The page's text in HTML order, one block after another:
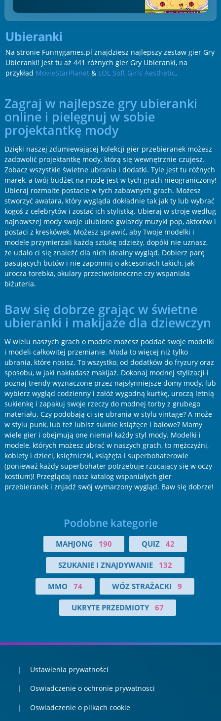
Ubieranki
Na stronie Funnygames.pl znajdziesz najlepszy zestaw gier Gry
Ubieranki! Jest tu aż 441 różnych gier Gry Ubieranki, na
przykład MovieStarPlanet& LOL Soft Girls Aesthetic.
Zagraj w najlepsze gry ubieranki
online i pielęgnuj w sobie
projektantkę mody
Dzięki naszej zdumiewającej kolekcji gier przebieranek możesz
zadowolić projektantkę mody, którą się wewnętrznie czujesz.
Zobacz wszystkie świetne ubrania i dodatki. Tyle jest tu różnych
marek, a twój budżet na modę jest w tych grach nieograniczony!
Ubieraj rozmaite postacie w tych zabawnych grach. Możesz
stworzyć awatara, który wygląda dokładnie tak jak ty lub wybrać
kogoś z celebrytów i zostać ich stylistką. Ubieraj w stroje według
najnowszej mody swoje ulubione gwiazdy muzyki pop, aktorów i
postaci z kreskówek. Możesz sprawić, aby Twoje modelki i
modele przymierzali każdą sztukę odzieży, dopóki nie uznasz,
że udało ci się znaleźć dla nich idealny wygląd. Dobierz parę
pasujących butów i nie zapomnij o akcesoriach takich, jak
urocza torebka, okulary przeciwsłoneczne czy wspaniała
biżuteria.
Baw się dobrze grając w świetne
ubieranki i makijaże dla dziewczyn
W wielu naszych grach o modzie możesz poddać swoje modelki
i modeli całkowitej przemianie. Moda to więcej niż tylko
ubrania, które nosisz. To wszystko, od dodatków do fryzury oraz
sposobu, w jaki nakładasz makijaż. Dokonaj modnej stylizacji i
poznaj trendy wyznaczone przez najsłynniejsze domy mody, lub
wybierz wygląd codzienny i załóż wygodną kurtkę, uroczą letnią
sukienkę i zapakuj swoje rzeczy do modnej torby z grubego
materiału. Czy podobają ci się ubrania w stylu vintage? A może
w stylu punk, lub też lubisz suknie książęce i balowe? Mamy
wiele gier i obejmują one niemal każdy styl mody. Modelki i
modele, których możesz ubrać w naszych grach, to mężczyźni,
kobiety i dzieci, księżniczki, książęta i superbohaterowie
(ponieważ każdy superbohater potrzebuje rzucający się w oczy
kostium)! Przeglądaj nasz katalog wspaniałych gier
przebieranek i znjadź swój wymarzony wygląd. Baw się dobrze!
Podobne kategorie
MAHJONG 190 QUIZ 42
SZUKANIE I ZNAJDYWANIE 132
MMO 74 WÓZ STRAŻACKI 9
UKRYTE PRZEDMIOTY 67
Ustawienia prywatności
Oswiadczenie o ochronie prywatnosci
Oswiadczenie o plikach cookie